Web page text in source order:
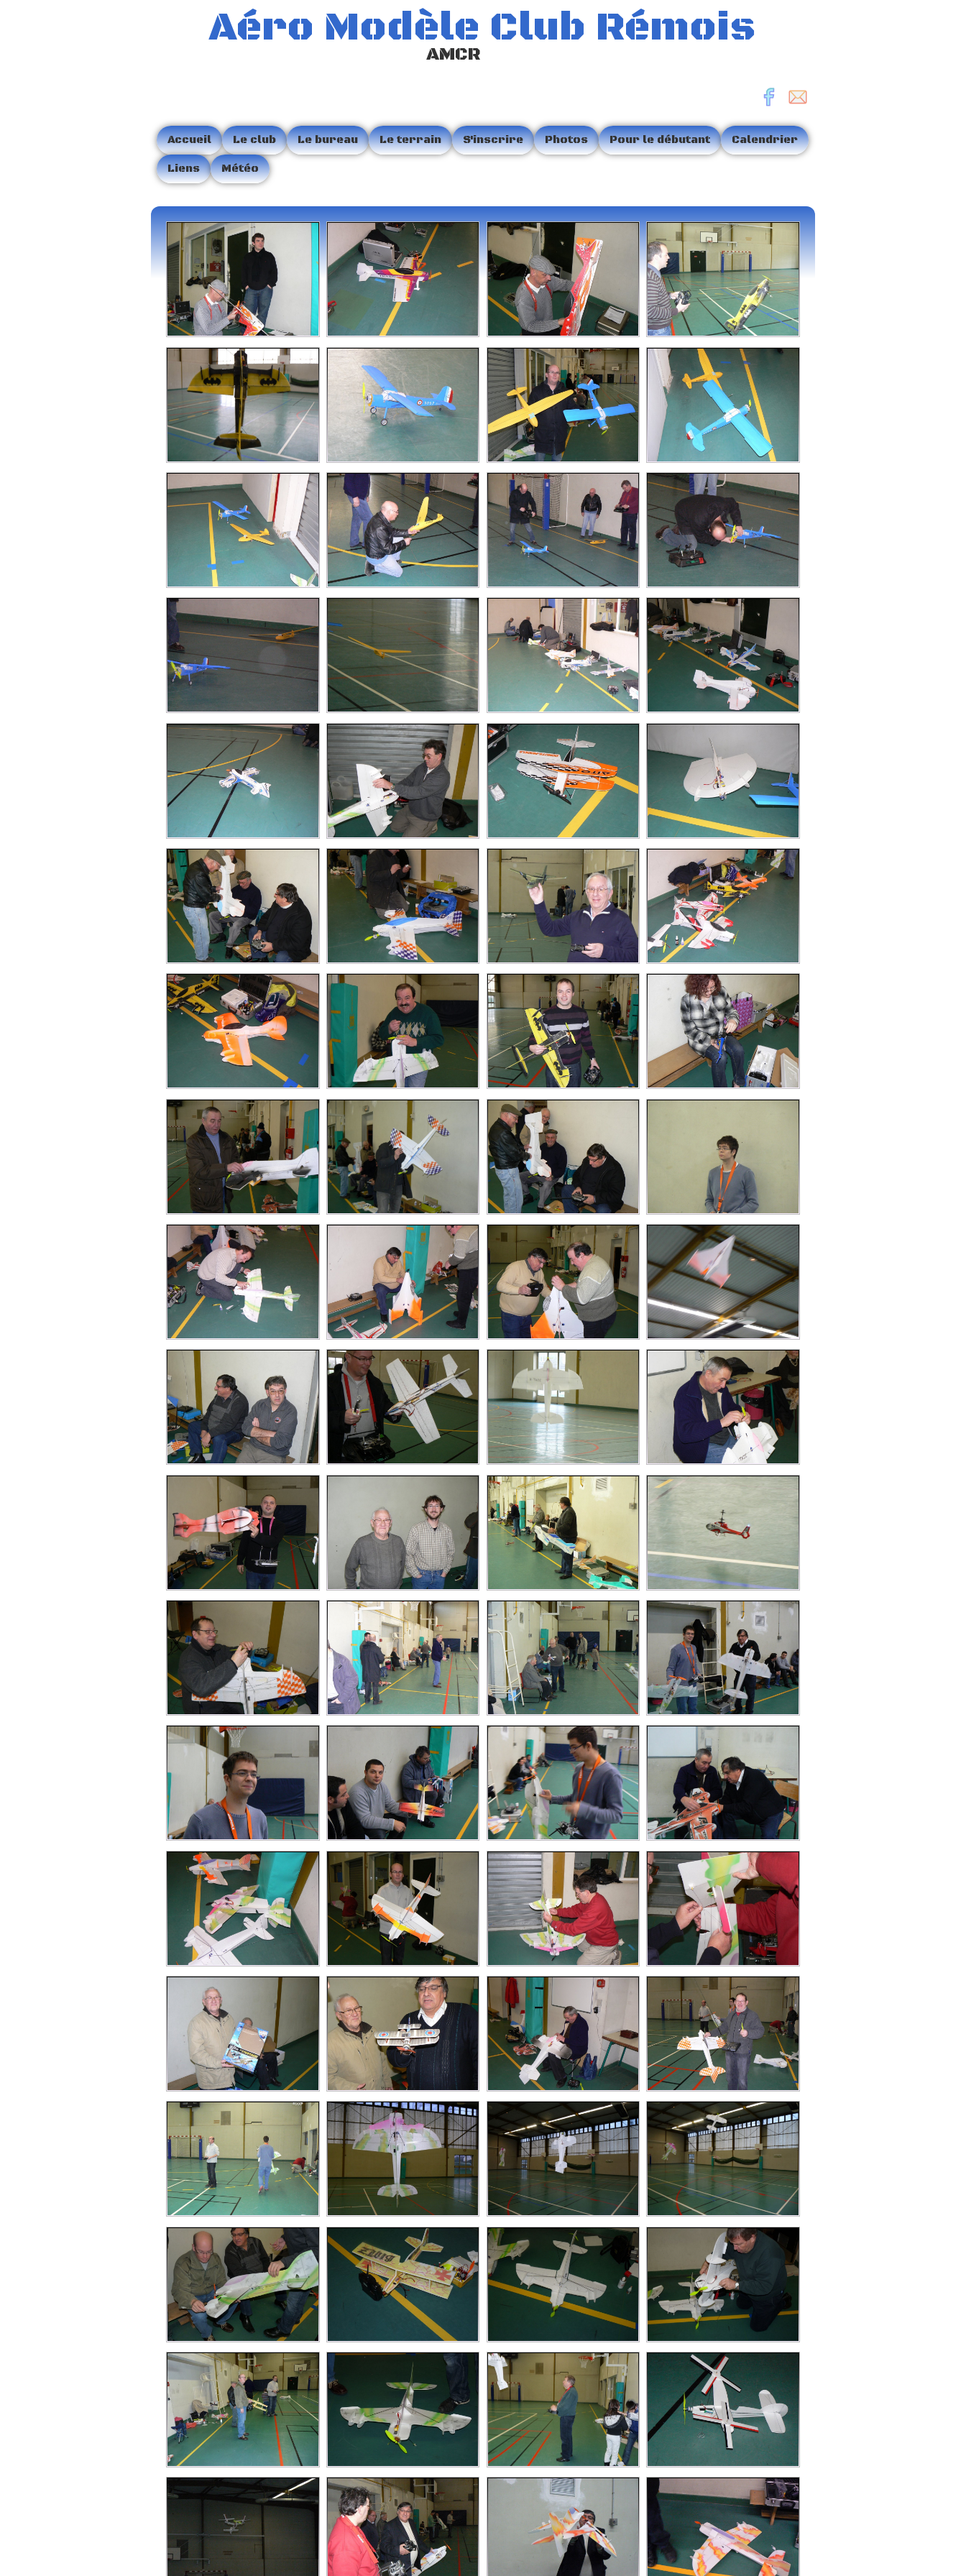
Aéro Modèle Club Rémois
AMCR
Accueil Le club Le bureau Le terrain S'inscrire Photos Pour le débutant Calendrier
Liens Météo